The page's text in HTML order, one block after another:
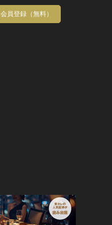
会員登録（無料）